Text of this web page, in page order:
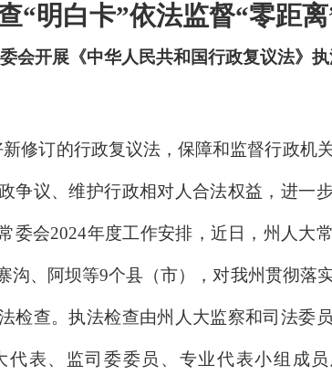
“明白卡”依法监督“零距离
会开展《中华人民共和国行政复议法》
修订的行政复议法，保障和监督行政机
争议、维护行政相对人合法权益，进一
委会2024年度工作安排，近日，州人大
沟、阿坝等9个县（市），对我州贯彻落
检查。执法检查由州人大监察和司法委
代表、监司委委员、专业代表小组成